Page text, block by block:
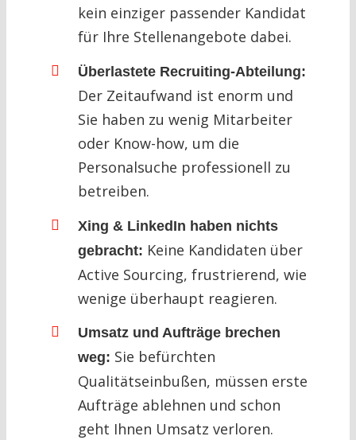
kein einziger passender Kandidat
für Ihre Stellenangebote dabei.
Überlastete Recruiting-Abteilung:
Der Zeitaufwand ist enorm und
Sie haben zu wenig Mitarbeiter
oder Know-how, um die
Personalsuche professionell zu
betreiben.
Xing & LinkedIn haben nichts
gebracht: Keine Kandidaten über
Active Sourcing, frustrierend, wie
wenige überhaupt reagieren.
Umsatz und Aufträge brechen
weg: Sie befürchten
Qualitätseinbußen, müssen erste
Aufträge ablehnen und schon
geht Ihnen Umsatz verloren.